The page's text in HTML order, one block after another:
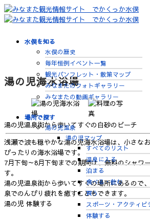
水俣を知る
水俣の歴史
毎年恒例イベント一覧
観光パンフレット・散策マップ
みなまたのフォトギャラリー
みなまたの動画ギャラリー
場所で探す
湯の児温泉
湯の児マップ
すべてのリスト
温泉に入る
泊まる
食べる・飲む
買う
スポーツ・アクティビ
体験する
湯の児海水浴場
湯の児温泉街から歩いてすぐの白砂のビーチ
浅瀬で波も穏やかな湯の児海水浴場は、小さな
ぴったりの海水浴場です。
7月下旬～8月下旬までの期間は、無料のシャワ
す。
湯の児温泉街から歩いてすぐの場所にあるので
泉でのんびり疲れを癒すこともできます。
湯の児 体験する